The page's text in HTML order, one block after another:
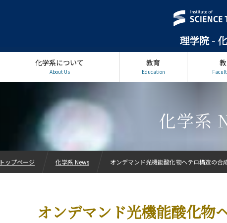
理学院 -
化学系について
About Us
教育
Education
化学系
オンデマンド光機能酸化物
トップページ 化学系 News オンデマンド光機能酸化物ヘテロ構造の合